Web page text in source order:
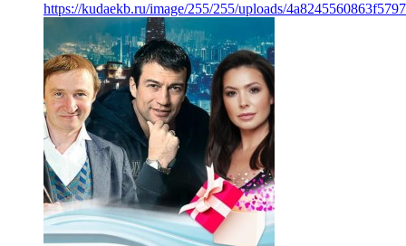
https://kudaekb.ru/image/255/255/uploads/